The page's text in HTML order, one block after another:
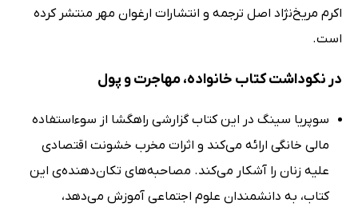
اکرم مریخ‌نژاد اصل ترجمه و انتشارات ارغوان مهر منتشر کرده
است.
در نکوداشت کتاب خانواده، مهاجرت و پول
سوپریا سینگ در این کتاب گزارشی راهگشا از سوءاستفاده
مالی خانگی ارائه می‌کند و اثرات مخرب خشونت اقتصادی
علیه زنان را آشکار می‌کند. مصاحبه‌های تکان‌دهنده‌ی این
کتاب، به دانشمندان علوم اجتماعی آموزش می‌دهد،